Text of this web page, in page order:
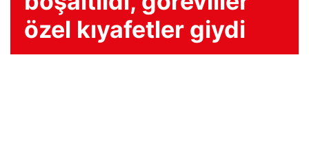
özel kıyafetler giydi